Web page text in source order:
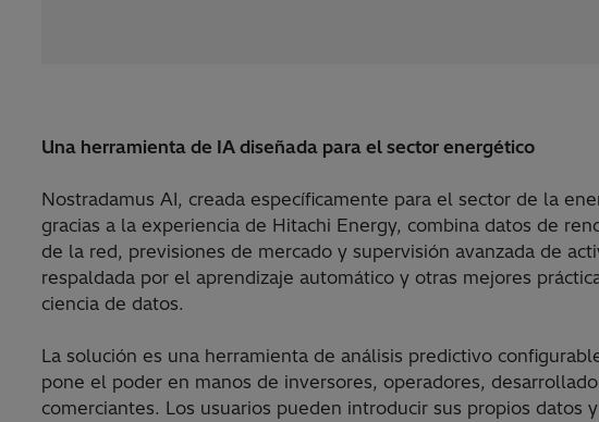
Una herramienta de IA diseñada para el sector energético
Nostradamus AI, creada específicamente para el sector de la
gracias a la experiencia de Hitachi Energy, combina datos de
de la red, previsiones de mercado y supervisión avanzada de
respaldada por el aprendizaje automático y otras mejores
ciencia de datos.
La solución es una herramienta de análisis predictivo
pone el poder en manos de inversores, operadores,
comerciantes. Los usuarios pueden introducir sus propios datos